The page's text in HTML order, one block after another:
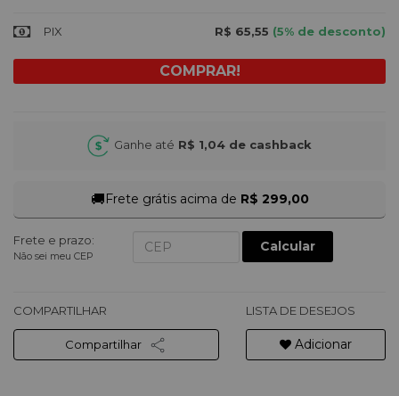
PIX R$ 65,55 (5% de desconto)
Ganhe até R$ 1,04 de cashback
🚚Frete grátis acima de R$ 299,00
Frete e prazo:
Não sei meu CEP
Calcular
COMPARTILHAR
Compartilhar
LISTA DE DESEJOS
Adicionar